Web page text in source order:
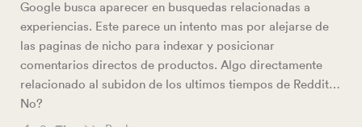
Google busca aparecer en busquedas relacionadas a
experiencias. Este parece un intento mas por alejarse de
las paginas de nicho para indexar y posicionar
comentarios directos de productos. Algo directamente
relacionado al subidon de los ultimos tiempos de Reddit…
No?